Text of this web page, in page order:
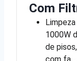
Com
1000W
de
com fa…